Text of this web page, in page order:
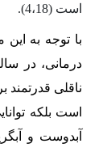
است (4،18).
با توجه به
درمانی، در سال
ناقلی قدرتمند
است بلکه
آبدوست و